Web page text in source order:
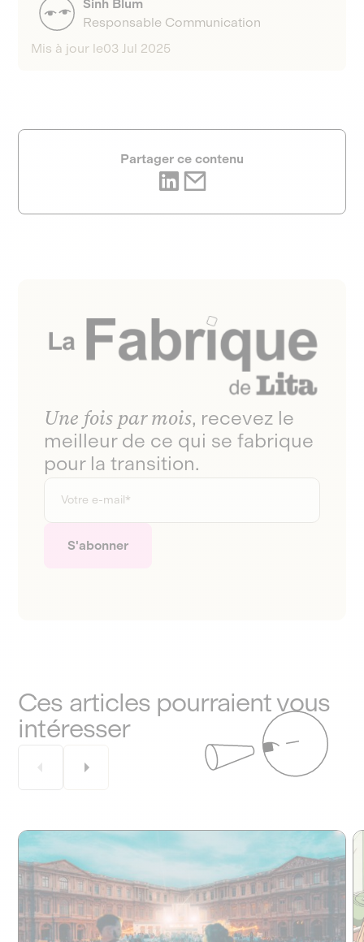
Sinh Blum
Responsable Communication
Mis à jour le03 Jul 2025
Partager ce contenu
Une fois par mois, recevez le
meilleur de ce qui se fabrique
pour la transition.
Ces articles pourraient vous
intéresser